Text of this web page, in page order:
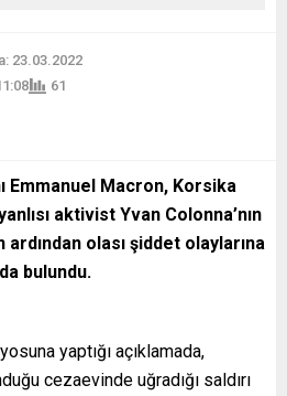
23.03.2022
61
Emmanuel Macron, Korsika
aktivist Yvan Colonna’nın
ardından olası şiddet olaylarına
bulundu.
yaptığı açıklamada,
cezaevinde uğradığı saldırı